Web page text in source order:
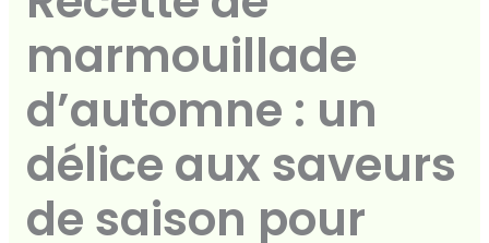
marmouillade
d’automne : un
délice aux saveurs
de saison pour